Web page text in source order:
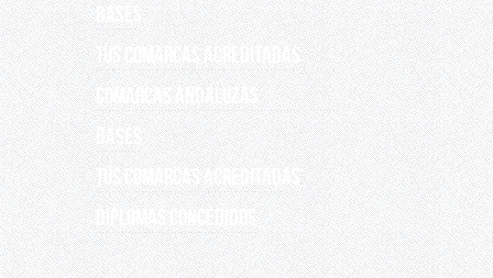
Bases
Tus comarcas acreditadas
COMARCAS ANDALUZAS
Bases
Tus comarcas acreditadas
DIPLOMAS CONCEDIDOS